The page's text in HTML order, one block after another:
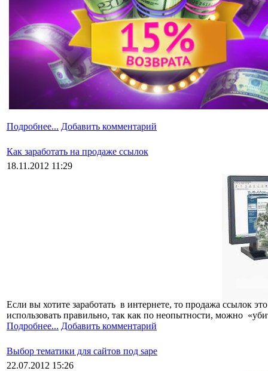
Подробнее... Добавить комментарий
Как заработать на продаже ссылок
18.11.2012 11:29
Если вы хотите заработать в интернете, то продажа ссылок
использовать правильно, так как по неопытности, можно
Подробнее... Добавить комментарий
Выбор тематики для сайтов под sape
22.07.2012 15:26